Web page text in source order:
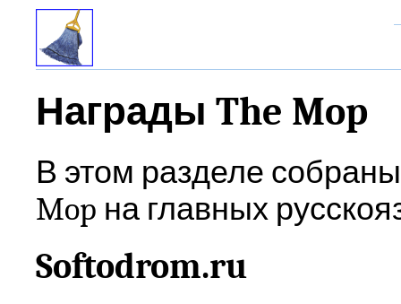
Награды The Mop
В этом разделе
Mop на главных
Softodrom.ru